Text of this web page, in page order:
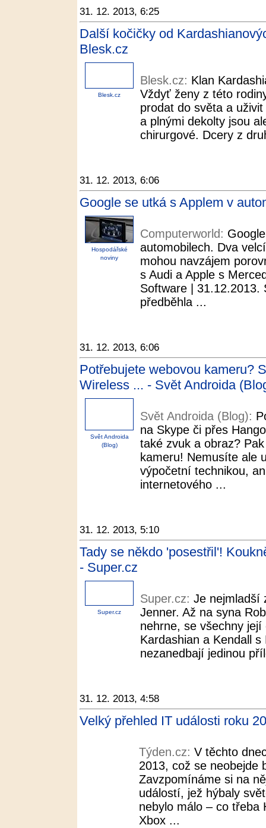
31. 12. 2013, 6:25
Další kočičky od
Blesk.cz
Blesk.cz
Blesk.cz: Klan
Vždyť ženy z této
prodat do světa a
a plnými dekolty jsou
chirurgové. Dcery z
31. 12. 2013, 6:06
Google se utká s Applem v
Hospodářské
noviny
Computerworld:
automobilech. Dva
mohou navzájem
s Audi a Apple s
Software | 31.12.2013.
předběhla ...
31. 12. 2013, 6:06
Potřebujete webovou kameru?
Wireless ... - Svět Androida
Svět Androida
(Blog)
Svět Androida (Blog):
na Skype či přes
také zvuk a obraz?
kameru! Nemusíte ale
výpočetní technikou,
internetového ...
31. 12. 2013, 5:10
Tady se někdo 'posestřil'!
- Super.cz
Super.cz
Super.cz: Je nejmladší
Jenner. Až na syna
nehrne, se všechny
Kardashian a Kendall
nezanedbají jedinou
31. 12. 2013, 4:58
Velký přehled IT události roku
Týden.cz: V těchto
2013, což se neobejde
Zavzpomínáme si na
událostí, jež hýbaly
nebylo málo – co třeba
Xbox ...